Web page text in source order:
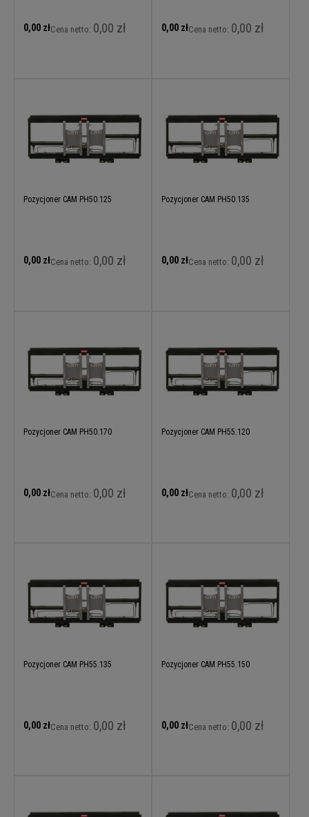
0,00 złCena netto: 0,00 zł 0,00 złCena netto: 0,00 zł
Pozycjoner CAM PH50.125
0,00 złCena netto: 0,00 zł
Pozycjoner CAM PH50.135
0,00 złCena netto: 0,00 zł
Pozycjoner CAM PH50.170
0,00 złCena netto: 0,00 zł
Pozycjoner CAM PH55.120
0,00 złCena netto: 0,00 zł
Pozycjoner CAM PH55.135
0,00 złCena netto: 0,00 zł
Pozycjoner CAM PH55.150
0,00 złCena netto: 0,00 zł